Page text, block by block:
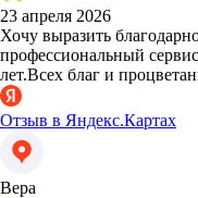
23 апреля 2026
Хочу выразить
профессиональный
лет.Всех благ и
Отзыв в Яндекс.Картах
Вера